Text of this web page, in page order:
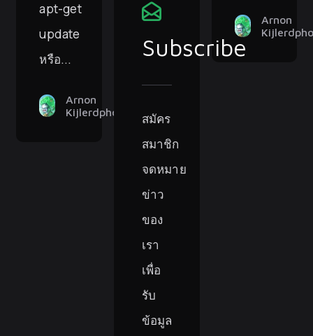
Arnon
apt-get
update
หรือ...
Arnon
Kijlerdphon
Subscribe
สมัคร
สมาชิก
จดหมาย
ข่าว
ของ
เรา
เพื่อ
รับ
ข้อมูล